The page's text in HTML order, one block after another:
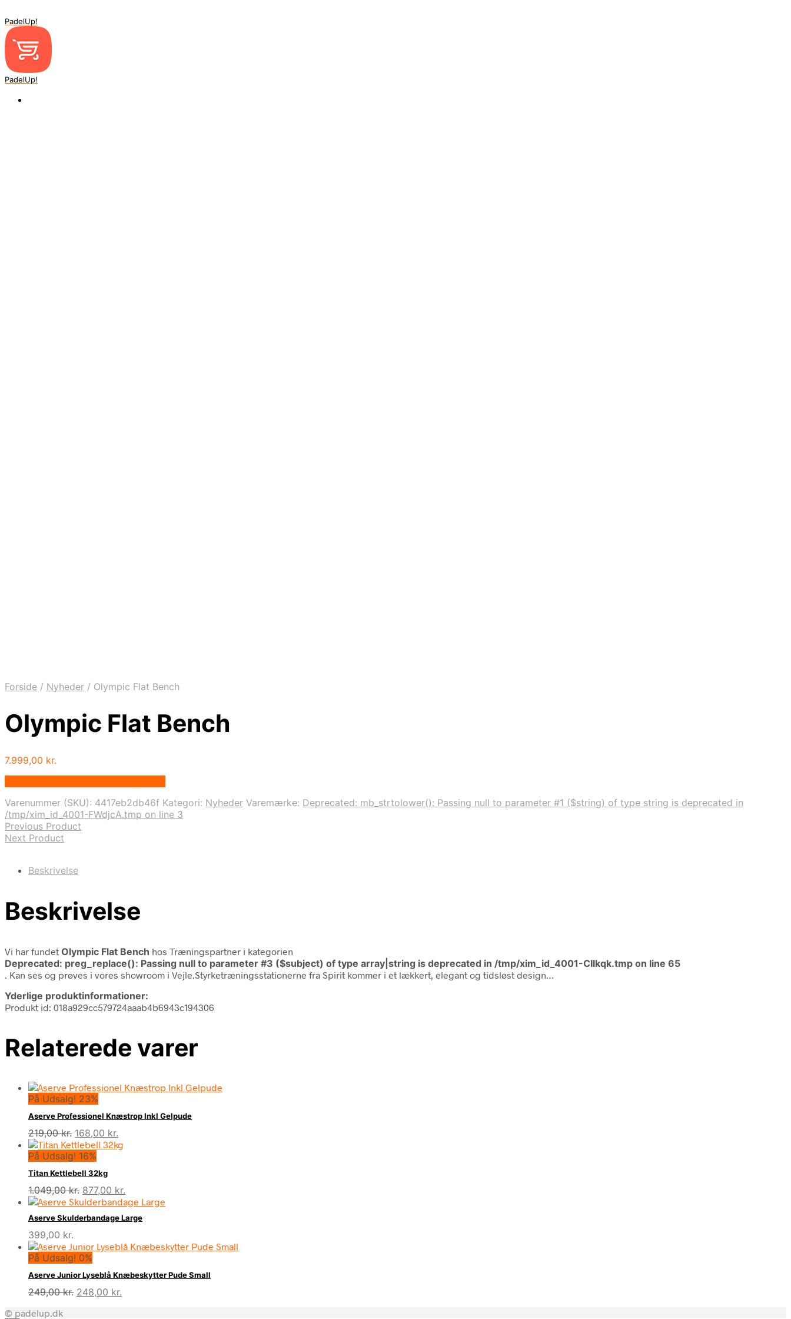
PadelUp!
PadelUp!
Forside / Nyheder / Olympic Flat Bench
Olympic Flat Bench
7.999,00 kr.
Varenummer (SKU): 4417eb2db46f Kategori: Nyheder Varemærke: Deprecated: mb_strtolower(): Passing null to parameter #1 ($string) of type string is deprecated in
/tmp/xim_id_4001-FWdjcA.tmp on line 3
Previous Product
Next Product
Beskrivelse
Beskrivelse
Vi har fundet Olympic Flat Bench hos Træningspartner i kategorien
Deprecated: preg_replace(): Passing null to parameter #3 ($subject) of type array|string is deprecated in /tmp/xim_id_4001-CIIkqk.tmp on line 65
. Kan ses og prøves i vores showroom i Vejle.Styrketræningsstationerne fra Spirit kommer i et lækkert, elegant og tidsløst design…
Yderlige produktinformationer:
Produkt id: 018a929cc579724aaab4b6943c194306
Relaterede varer
På Udsalg! 23%
Aserve Professionel Knæstrop Inkl Gelpude
219,00kr. Den
oprindelige
pris
var:
219,00 kr..
168,00 kr.
aktuelle
På Udsalg! 16%
Titan Kettlebell 32kg
1.049,00kr. Den
oprindelige
pris
var:
877,00 kr.
aktuelle
er:
Aserve Skulderbandage Large
399,00 kr.
På Udsalg! 0%
Aserve Junior Lyseblå Knæbeskytter Pude Small
249,00kr. Den
248,00 kr.
© padelup.dk